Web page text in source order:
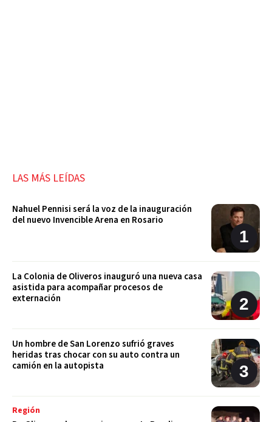
LAS MÁS LEÍDAS
Nahuel Pennisi será la voz de la inauguración
del nuevo Invencible Arena en Rosario
La Colonia de Oliveros inauguró una nueva casa
asistida para acompañar procesos de
externación
Un hombre de San Lorenzo sufrió graves
heridas tras chocar con su auto contra un
camión en la autopista
Región